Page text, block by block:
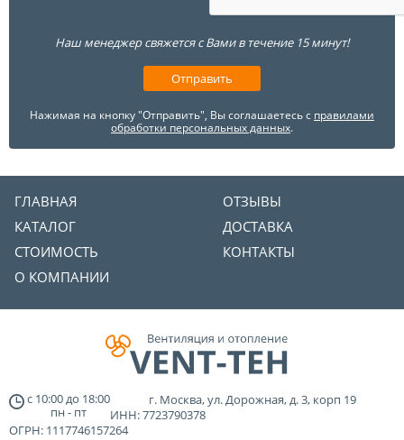
Наш менеджер свяжется с Вами в течение 15 минут!
Нажимая на кнопку "Отправить", Вы соглашаетесь с правилами
обработки персональных данных.
ГЛАВНАЯ
КАТАЛОГ
СТОИМОСТЬ
О КОМПАНИИ
ОТЗЫВЫ
ДОСТАВКА
КОНТАКТЫ
с 10:00до 18:00
пн - пт
г. Москва, ул. Дорожная, д. 3, корп 19
ИНН: 7723790378
ОГРН: 1117746157264